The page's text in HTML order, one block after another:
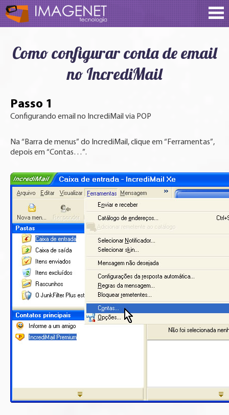
Como configurar conta de email
no IncrediMail
Passo 1
Configurando email no IncrediMail via POP
Na “Barra de menus” do IncrediMail, clique em “Ferramentas”,
depois em “Contas…”.